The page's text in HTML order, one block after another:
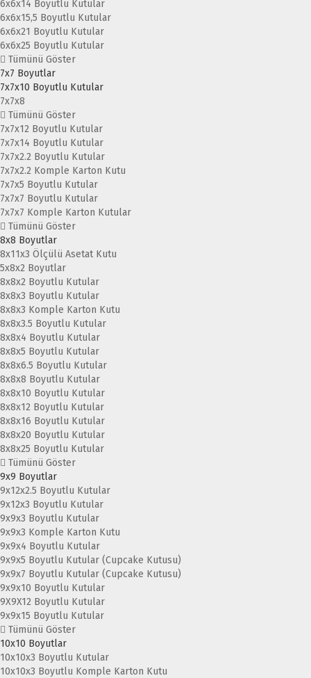
6x6x14 Boyutlu Kutular
6x6x15,5 Boyutlu Kutular
6x6x21 Boyutlu Kutular
6x6x25 Boyutlu Kutular
Tümünü Göster
7x7 Boyutlar
7x7x10 Boyutlu Kutular
7x7x8
Tümünü Göster
7x7x12 Boyutlu Kutular
7x7x14 Boyutlu Kutular
7x7x2.2 Boyutlu Kutular
7x7x2.2 Komple Karton Kutu
7x7x5 Boyutlu Kutular
7x7x7 Boyutlu Kutular
7x7x7 Komple Karton Kutular
Tümünü Göster
8x8 Boyutlar
8x11x3 Ölçülü Asetat Kutu
5x8x2 Boyutlar
8x8x2 Boyutlu Kutular
8x8x3 Boyutlu Kutular
8x8x3 Komple Karton Kutu
8x8x3.5 Boyutlu Kutular
8x8x4 Boyutlu Kutular
8x8x5 Boyutlu Kutular
8x8x6.5 Boyutlu Kutular
8x8x8 Boyutlu Kutular
8x8x10 Boyutlu Kutular
8x8x12 Boyutlu Kutular
8x8x16 Boyutlu Kutular
8x8x20 Boyutlu Kutular
8x8x25 Boyutlu Kutular
Tümünü Göster
9x9 Boyutlar
9x12x2.5 Boyutlu Kutular
9x12x3 Boyutlu Kutular
9x9x3 Boyutlu Kutular
9x9x3 Komple Karton Kutu
9x9x4 Boyutlu Kutular
9x9x5 Boyutlu Kutular (Cupcake Kutusu)
9x9x7 Boyutlu Kutular (Cupcake Kutusu)
9x9x10 Boyutlu Kutular
9X9X12 Boyutlu Kutular
9x9x15 Boyutlu Kutular
Tümünü Göster
10x10 Boyutlar
10x10x3 Boyutlu Kutular
10x10x3 Boyutlu Komple Karton Kutu